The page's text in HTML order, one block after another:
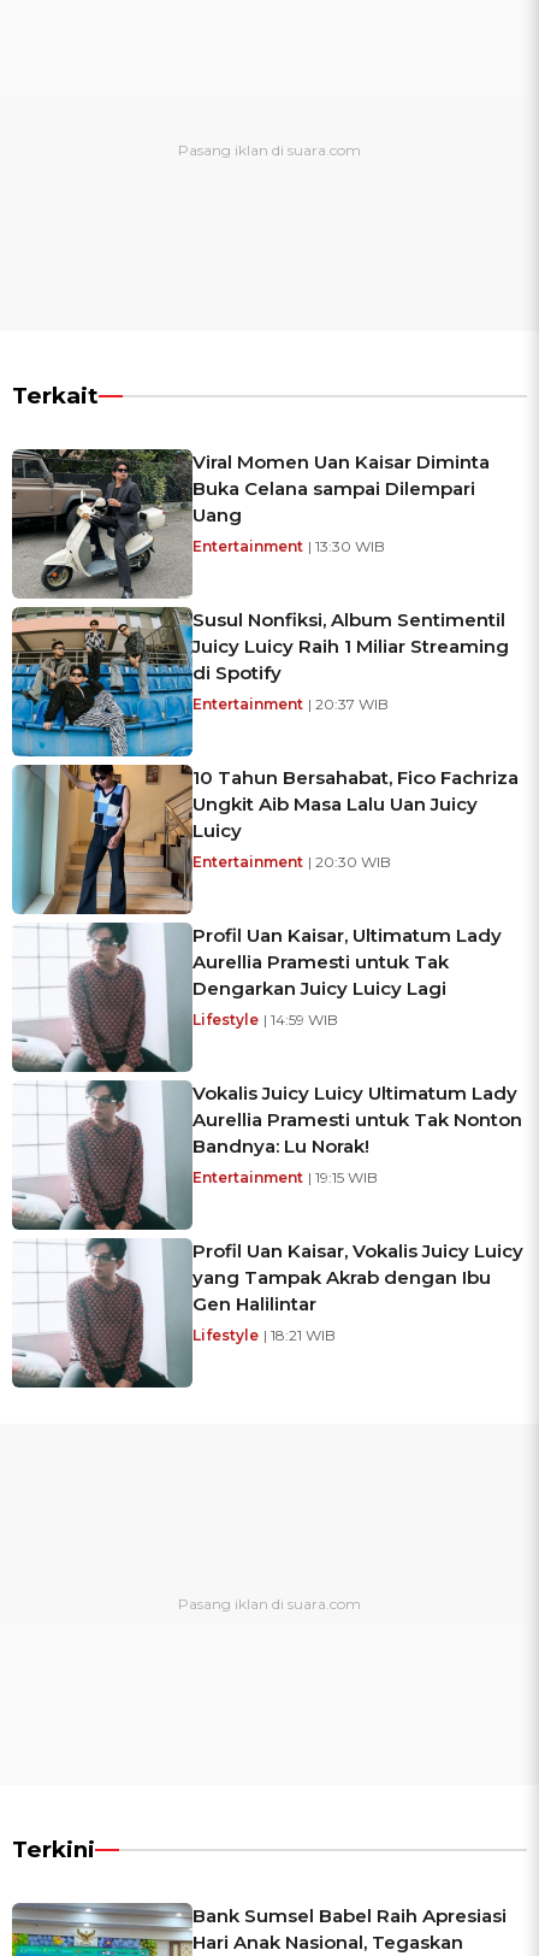
Terkait
Viral Momen Uan Kaisar Diminta
Buka Celana sampai Dilempari
Uang
Entertainment | 13:30 WIB
Susul Nonfiksi, Album Sentimentil
Juicy Luicy Raih 1 Miliar Streaming
di Spotify
Entertainment | 20:37 WIB
10 Tahun Bersahabat, Fico Fachriza
Ungkit Aib Masa Lalu Uan Juicy
Luicy
Entertainment | 20:30 WIB
Profil Uan Kaisar, Ultimatum Lady
Aurellia Pramesti untuk Tak
Dengarkan Juicy Luicy Lagi
Lifestyle | 14:59 WIB
Vokalis Juicy Luicy Ultimatum Lady
Aurellia Pramesti untuk Tak Nonton
Bandnya: Lu Norak!
Entertainment | 19:15 WIB
Profil Uan Kaisar, Vokalis Juicy Luicy
yang Tampak Akrab dengan Ibu
Gen Halilintar
Lifestyle | 18:21 WIB
Terkini
Bank Sumsel Babel Raih Apresiasi
Hari Anak Nasional, Tegaskan